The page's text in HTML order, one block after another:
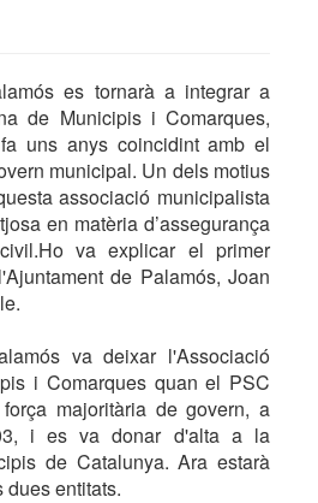
es tornarà a integrar a
de Municipis i Comarques,
uns anys coincidint amb el
municipal. Un dels motius
associació municipalista
en matèria d’assegurança
va explicar el primer
de Palamós, Joan
va deixar l'Associació
i Comarques quan el PSC
majoritària de govern, a
i es va donar d'alta a la
de Catalunya. Ara estarà
entitats.